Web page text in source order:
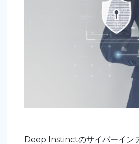
Deep Instinctのサイバーイン